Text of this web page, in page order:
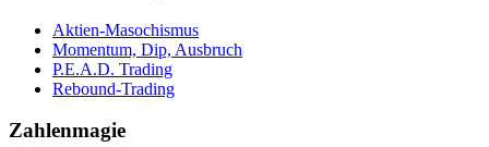
Aktien-Masochismus
Momentum, Dip, Ausbruch
P.E.A.D. Trading
Rebound-Trading
Zahlenmagie